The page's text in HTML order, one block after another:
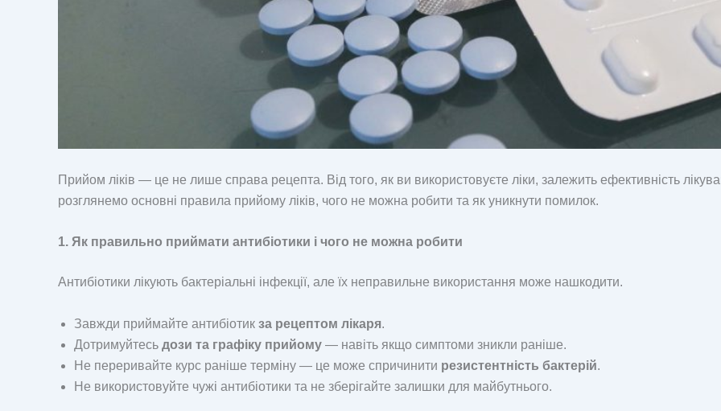
Прийом ліків — це не лише справа рецепта. Від того, як ви використовуєте ліки, залежить ефективність
розглянемо основні правила прийому ліків, чого не можна робити та як уникнути помилок.
1. Як правильно приймати антибіотики і чого не можна робити
Антибіотики лікують бактеріальні інфекції, але їх неправильне використання може нашкодити.
Завжди приймайте антибіотик за рецептом лікаря.
Дотримуйтесь дози та графіку прийому — навіть якщо симптоми зникли раніше.
Не переривайте курс раніше терміну — це може спричинити резистентність бактерій.
Не використовуйте чужі антибіотики та не зберігайте залишки для майбутнього.